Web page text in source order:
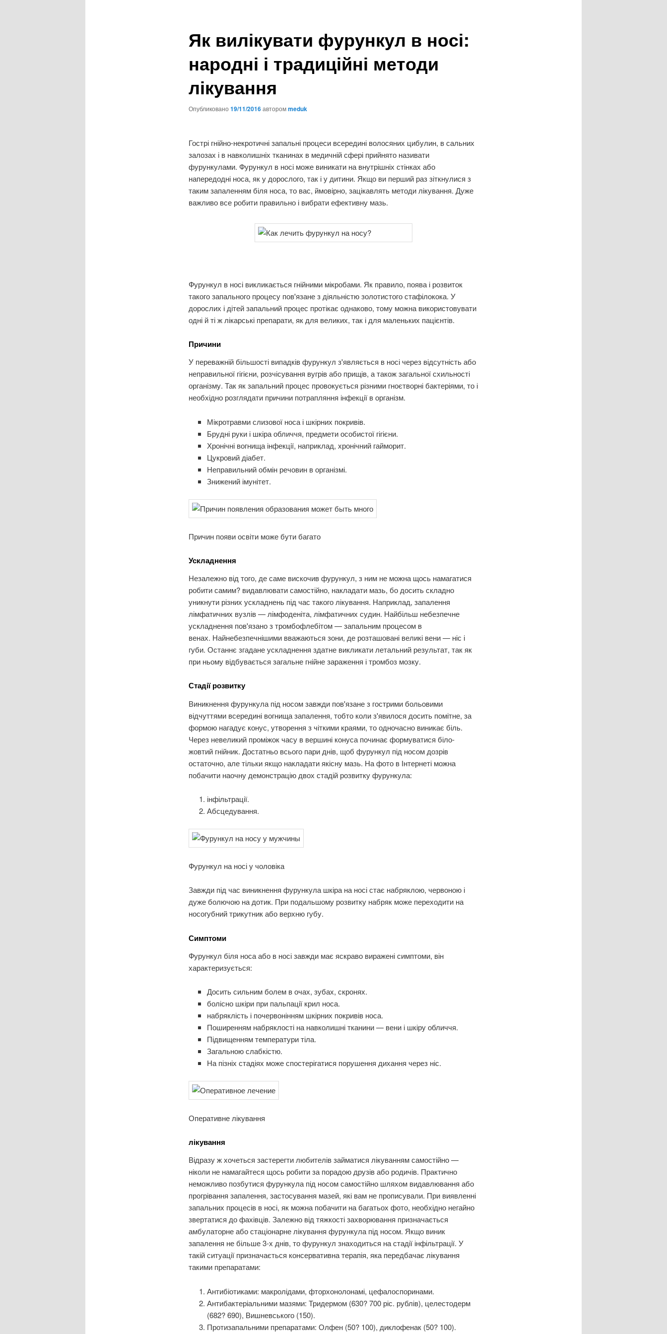
Як вилікувати фурункул в носі:
народні і традиційні методи
лікування
Опубликовано 19/11/2016авторомmeduk
Гострі гнійно-некротичні запальні процеси всередині волосяних цибулин, в сальних
залозах і в навколишніх тканинах в медичній сфері прийнято називати
фурункулами. Фурункул в носі може виникати на внутрішніх стінках або
напередодні носа, як у дорослого, так і у дитини. Якщо ви перший раз зіткнулися з
таким запаленням біля носа, то вас, ймовірно, зацікавлять методи лікування. Дуже
важливо все робити правильно і вибрати ефективну мазь.
Фурункул в носі викликається гнійними мікробами. Як правило, поява і розвиток
такого запального процесу пов'язане з діяльністю золотистого стафілокока. У
дорослих і дітей запальний процес протікає однаково, тому можна використовувати
одні й ті ж лікарські препарати, як для великих, так і для маленьких пацієнтів.
Причини
У переважній більшості випадків фурункул з'являється в носі через відсутність або
неправильної гігієни, розчісування вугрів або прищів, а також загальної схильності
організму. Так як запальний процес провокується різними гноєтворні бактеріями, то і
необхідно розглядати причини потрапляння інфекції в організм.
Мікротравми слизової носа і шкірних покривів.
Брудні руки і шкіра обличчя, предмети особистої гігієни.
Хронічні вогнища інфекції, наприклад, хронічний гайморит.
Цукровий діабет.
Неправильний обмін речовин в організмі.
Знижений імунітет.
Причин появи освіти може бути багато
Ускладнення
Незалежно від того, де саме вискочив фурункул, з ним не можна щось намагатися
робити самим? видавлювати самостійно, накладати мазь, бо досить складно
уникнути різних ускладнень під час такого лікування. Наприклад, запалення
лімфатичних вузлів — лімфоденіта, лімфатичних судин. Найбільш небезпечне
ускладнення пов'язано з тромбофлебітом — запальним процесом в
венах. Найнебезпечнішими вважаються зони, де розташовані великі вени — ніс і
губи. Останнє згадане ускладнення здатне викликати летальний результат, так як
при ньому відбувається загальне гнійне зараження і тромбоз мозку.
Стадії розвитку
Виникнення фурункула під носом завжди пов'язане з гострими больовими
відчуттями всередині вогнища запалення, тобто коли з'явилося досить помітне, за
формою нагадує конус, утворення з чіткими краями, то одночасно виникає біль.
Через невеликий проміжок часу в вершині конуса починає формуватися біло-
жовтий гнійник. Достатньо всього пари днів, щоб фурункул під носом дозрів
остаточно, але тільки якщо накладати якісну мазь. На фото в Інтернеті можна
побачити наочну демонстрацію двох стадій розвитку фурункула:
інфільтрації.
Абсцедування.
Фурункул на носі у чоловіка
Завжди під час виникнення фурункула шкіра на носі стає набряклою, червоною і
дуже болючою на дотик. При подальшому розвитку набряк може переходити на
носогубний трикутник або верхню губу.
Симптоми
Фурункул біля носа або в носі завжди має яскраво виражені симптоми, він
характеризується:
Досить сильним болем в очах, зубах, скронях.
болісно шкіри при пальпації крил носа.
набряклість і почервонінням шкірних покривів носа.
Поширенням набряклості на навколишні тканини — вени і шкіру обличчя.
Підвищенням температури тіла.
Загальною слабкістю.
На пізніх стадіях може спостерігатися порушення дихання через ніс.
Оперативне лікування
лікування
Відразу ж хочеться застерегти любителів займатися лікуванням самостійно —
ніколи не намагайтеся щось робити за порадою друзів або родичів. Практично
неможливо позбутися фурункула під носом самостійно шляхом видавлювання або
прогрівання запалення, застосування мазей, які вам не прописували. При виявленні
запальних процесів в носі, як можна побачити на багатьох фото, необхідно негайно
звертатися до фахівців. Залежно від тяжкості захворювання призначається
амбулаторне або стаціонарне лікування фурункула під носом. Якщо виник
запалення не більше 3-х днів, то фурункул знаходиться на стадії інфільтрації. У
такій ситуації призначається консервативна терапія, яка передбачає лікування
такими препаратами:
Антибіотиками: макролідами, фторхонолонамі, цефалоспоринами.
Антибактеріальними мазями: Тридермом (630? 700 ріс. рублів), целестодерм
(682? 690), Вишневського (150).
Протизапальними препаратами: Олфен (50? 100), диклофенак (50? 100).